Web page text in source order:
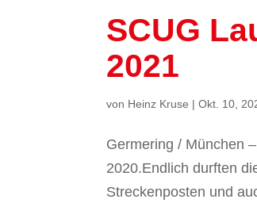
SCUG
2021
von Heinz Kruse |Okt. 10,
Germering / München
2020.Endlich durften
Streckenposten und